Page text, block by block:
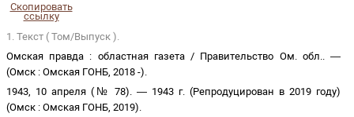
Скопировать
ссылку
1. Текст ( Том/Выпуск ).
Омская правда : областная газета / Правительство Ом. обл.. —
(Омск : Омская ГОНБ, 2018 -).
1943, 10 апреля (№ 78). — 1943 г. (Репродуцирован в 2019 году)
(Омск : Омская ГОНБ, 2019).